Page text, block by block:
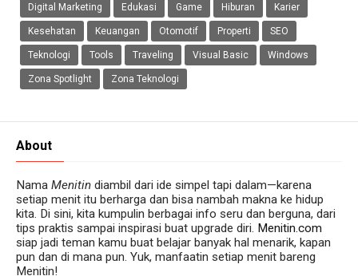
Digital Marketing Edukasi Game Hiburan Karier
Kesehatan Keuangan Otomotif Properti SEO
Teknologi Tools Traveling Visual Basic Windows
Zona Spotlight Zona Teknologi
About
Nama Menitin diambil dari ide simpel tapi dalam—karena
setiap menit itu berharga dan bisa nambah makna ke hidup
kita. Di sini, kita kumpulin berbagai info seru dan berguna, dari
tips praktis sampai inspirasi buat upgrade diri. Menitin.com
siap jadi teman kamu buat belajar banyak hal menarik, kapan
pun dan di mana pun. Yuk, manfaatin setiap menit bareng
Menitin!